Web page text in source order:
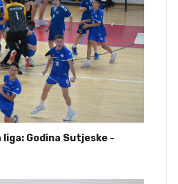
Godina Sutjeske -